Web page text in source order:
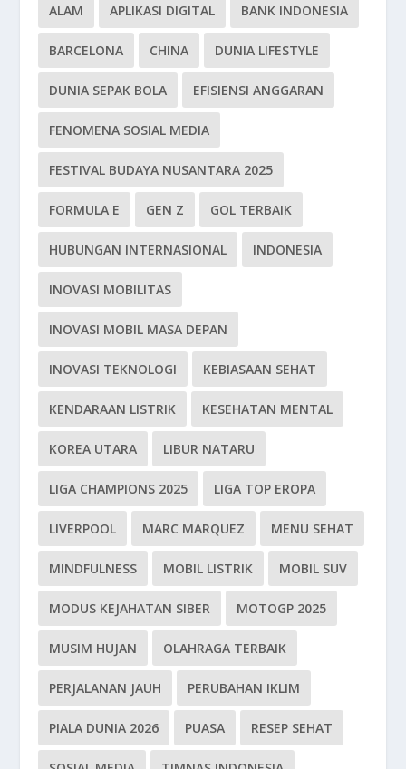
ALAM APLIKASI DIGITAL BANK INDONESIA
BARCELONA CHINA DUNIA LIFESTYLE
DUNIA SEPAK BOLA EFISIENSI ANGGARAN
FENOMENA SOSIAL MEDIA
FESTIVAL BUDAYA NUSANTARA 2025
FORMULA E GEN Z GOL TERBAIK
HUBUNGAN INTERNASIONAL INDONESIA
INOVASI MOBILITAS
INOVASI MOBIL MASA DEPAN
INOVASI TEKNOLOGI KEBIASAAN SEHAT
KENDARAAN LISTRIK KESEHATAN MENTAL
KOREA UTARA LIBUR NATARU
LIGA CHAMPIONS 2025 LIGA TOP EROPA
LIVERPOOL MARC MARQUEZ MENU SEHAT
MINDFULNESS MOBIL LISTRIK MOBIL SUV
MODUS KEJAHATAN SIBER MOTOGP 2025
MUSIM HUJAN OLAHRAGA TERBAIK
PERJALANAN JAUH PERUBAHAN IKLIM
PIALA DUNIA 2026 PUASA RESEP SEHAT